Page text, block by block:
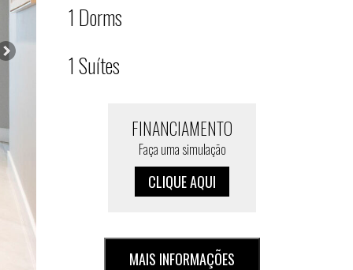
1 Dorms
1 Suítes
FINANCIAMENTO
Faça uma simulação
CLIQUE AQUI
MAIS INFORMAÇÕES